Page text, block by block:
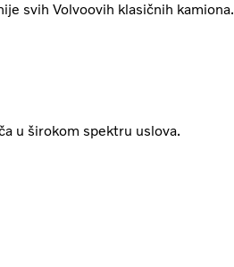
svih Volvoovih klasičnih kamiona.
u širokom spektru uslova.